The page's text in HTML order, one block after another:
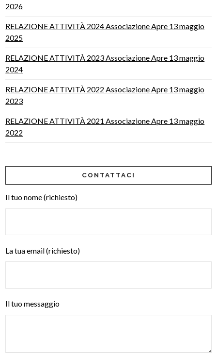
2026
RELAZIONE ATTIVITÀ 2024 Associazione Apre 13 maggio
2025
RELAZIONE ATTIVITÀ 2023 Associazione Apre 13 maggio
2024
RELAZIONE ATTIVITÀ 2022 Associazione Apre 13 maggio
2023
RELAZIONE ATTIVITÀ 2021 Associazione Apre 13 maggio
2022
CONTATTACI
Il tuo nome (richiesto)
La tua email (richiesto)
Il tuo messaggio